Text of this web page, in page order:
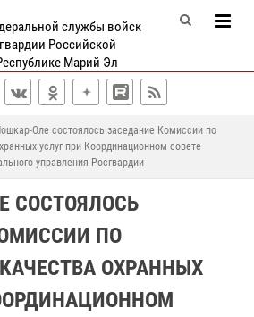
службы войск
Российской
Марий Эл
Оле состоялось заседание Комиссии по
услуг при Координационном совете
управления Росгвардии
СОСТОЯЛОСЬ
ПО
ОХРАННЫХ